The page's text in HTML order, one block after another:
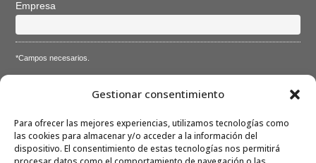
Gestionar consentimiento
Para ofrecer las mejores experiencias, utilizamos tecnologías como
las cookies para almacenar y/o acceder a la información del
dispositivo. El consentimiento de estas tecnologías nos permitirá
Empresa
*Campos necesarios.
Directiva de privacidadyCondiciones de